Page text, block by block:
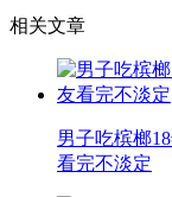
相关文章
男子吃槟榔
看完不淡定